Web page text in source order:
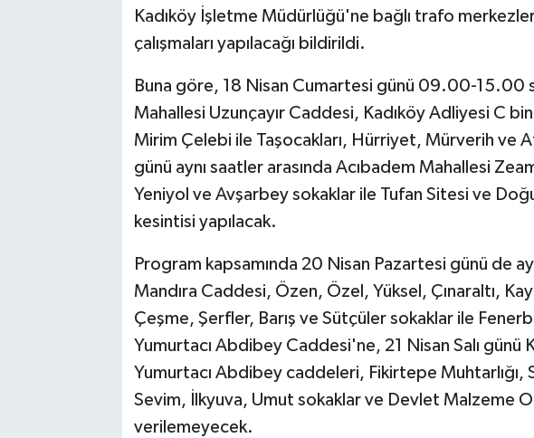
Kadıköy İşletme Müdürlüğü'ne bağlı trafo
çalışmaları yapılacağı bildirildi.
Buna göre, 18 Nisan Cumartesi günü 09.00-15.00
Mahallesi Uzunçayır Caddesi, Kadıköy Adliyesi C
Mirim Çelebi ile Taşocakları, Hürriyet, Mürverih ve
günü aynı saatler arasında Acıbadem Mahallesi
Yeniyol ve Avşarbey sokaklar ile Tufan Sitesi ve
kesintisi yapılacak.
Program kapsamında 20 Nisan Pazartesi günü de
Mandıra Caddesi, Özen, Özel, Yüksel, Çınaraltı,
Çeşme, Şerfler, Barış ve Sütçüler sokaklar ile
Yumurtacı Abdibey Caddesi'ne, 21 Nisan Salı günü
Yumurtacı Abdibey caddeleri, Fikirtepe Muhtarlığı,
Sevim, İlkyuva, Umut sokaklar ve Devlet Malzeme
verilemeyecek.